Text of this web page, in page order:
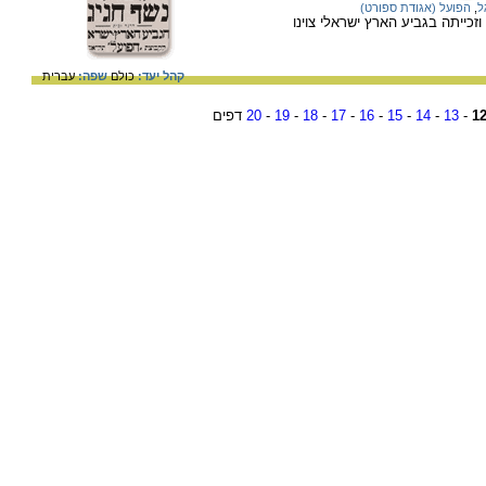
הפועל (אגודת ספורט)
בגביע הארץ ישראלי צוינו
קהל יעד:כולםשפה:עברית
12
-
13
-
14
-
15
-
16
-
17
-
18
-
19
-
20 דפים